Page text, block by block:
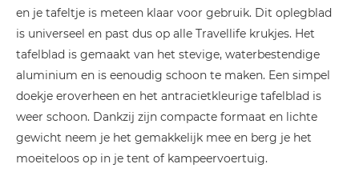
en je tafeltje is meteen klaar voor gebruik. Dit oplegblad
is universeel en past dus op alle Travellife krukjes. Het
tafelblad is gemaakt van het stevige, waterbestendige
aluminium en is eenoudig schoon te maken. Een simpel
doekje eroverheen en het antracietkleurige tafelblad is
weer schoon. Dankzij zijn compacte formaat en lichte
gewicht neem je het gemakkelijk mee en berg je het
moeiteloos op in je tent of kampeervoertuig.